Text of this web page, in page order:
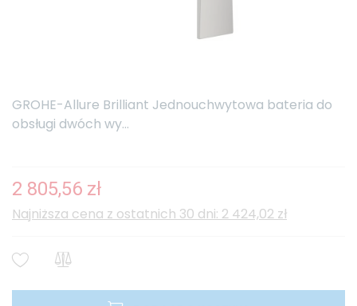
GROHE-Allure Brilliant Jednouchwytowa bateria do
obsługi dwóch wy...
2 805,56 zł
Najniższa cena z ostatnich 30 dni: 2 424,02 zł